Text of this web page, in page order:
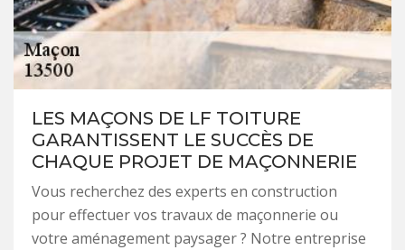
LES MAÇONS DE LF TOITURE
GARANTISSENT LE SUCCÈS DE
CHAQUE PROJET DE MAÇONNERIE
Vous recherchez des experts en construction
pour effectuer vos travaux de maçonnerie ou
votre aménagement paysager ? Notre entreprise